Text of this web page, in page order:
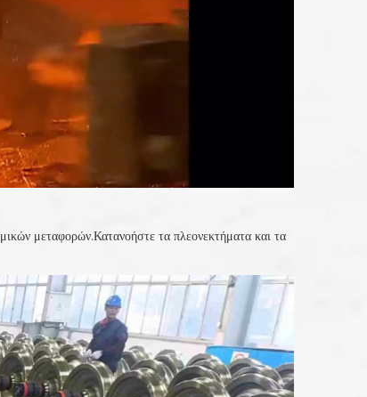
μεταφορών.Κατανοήστε τα πλεονεκτήματα και τα